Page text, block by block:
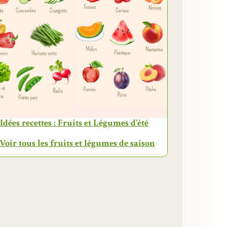
Idées recettes : Fruits et Légumes d’été
tous les fruits et légumes de saison